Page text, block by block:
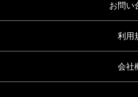
お問い
利用
会社